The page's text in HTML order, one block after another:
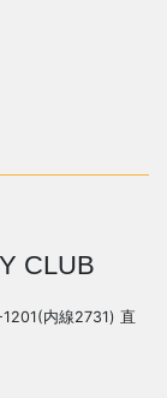
CLUB
内線2731) 直